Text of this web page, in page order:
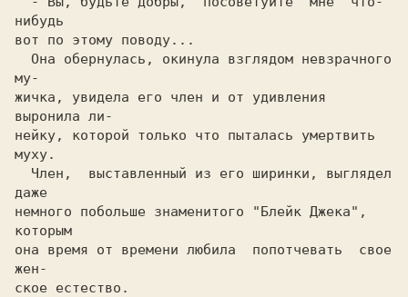
нибудь
вот по этому поводу...
му-
жичка, увидела его член и от удивления
выронила ли-
нейку, которой только что пыталась умертвить
муху.
даже
немного побольше знаменитого "Блейк Джека",
которым
она время от времени любила  попотчевать  свое
жен-
ское естество.